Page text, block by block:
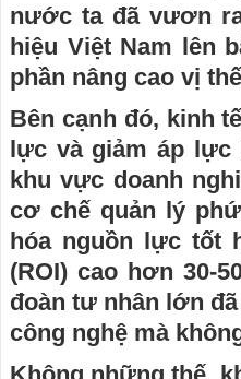
nước ta đã vươn
hiệu Việt Nam lên
phần nâng cao vị
Bên cạnh đó, kinh
lực và giảm áp lực
khu vực doanh
cơ chế quản lý
hóa nguồn lực tốt
(ROI) cao hơn 30-
đoàn tư nhân lớn
công nghệ mà